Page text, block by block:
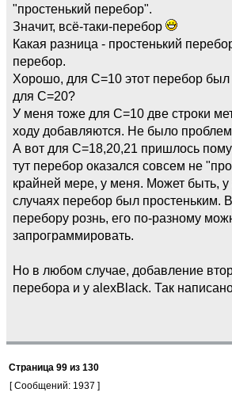
"простенький перебор".
Значит, всё-таки-перебор
Какая разница - простенький
перебор.
Хорошо, для С=10 этот перебор был
для С=20?
У меня тоже для С=10 две строки
ходу добавляются. Не было
А вот для С=18,20,21 пришлось
тут перебор оказался совсем не
крайней мере, у меня. Может быть, у
случаях перебор был простеньким.
перебору рознь, его по-разному
запрограммировать.
Но в любом случае, добавление
перебора и у alexBlack. Так
Страница 99 из 130
[ Сообщений: 1937 ]